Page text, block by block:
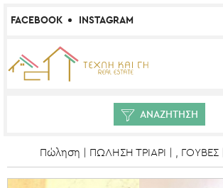
FACEBOOK INSTAGRAM
ΑΝΑΖΗΤΗΣΗ
Πώληση | ΠΩΛΗΣΗ ΤΡΙΑΡΙ | , ΓΟΥΒΕΣ |